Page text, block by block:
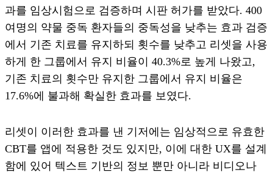
과를 임상시험으로 검증하며 시판 허가를 받았다. 400
여명의 약물 중독 환자들의 중독성을 낮추는 효과 검증
에서 기존 치료를 유지하되 횟수를 낮추고 리셋을 사용
하게 한 그룹에서 유지 비율이 40.3%로 높게 나왔고,
기존 치료의 횟수만 유지한 그룹에서 유지 비율은
17.6%에 불과해 확실한 효과를 보였다.
리셋이 이러한 효과를 낸 기저에는 임상적으로 유효한
CBT를 앱에 적용한 것도 있지만, 이에 대한 UX를 설계
함에 있어 텍스트 기반의 정보 뿐만 아니라 비디오나